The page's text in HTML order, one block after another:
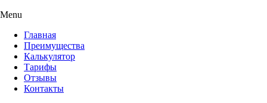
Menu
Главная
Преимущества
Калькулятор
Тарифы
Отзывы
Контакты